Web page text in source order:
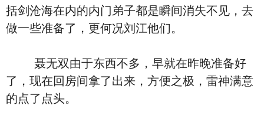
括剑沧海在内的内门弟子都是瞬间消失不见，去
做一些准备了，更何况刘江他们。
聂无双由于东西不多，早就在昨晚准备好
了，现在回房间拿了出来，方便之极，雷神满意
的点了点头。